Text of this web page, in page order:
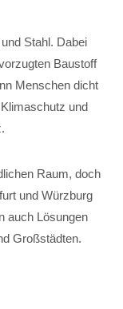
Stahl. Dabei
Baustoff
Menschen dicht
und
Raum, doch
und Würzburg
auch Lösungen
Großstädten.